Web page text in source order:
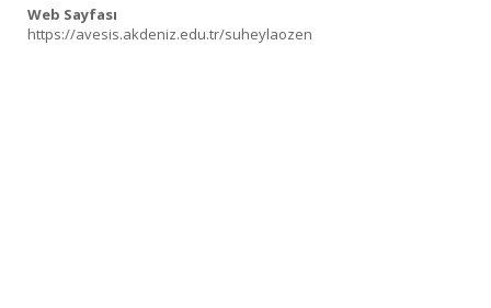
Web Sayfası
https://avesis.akdeniz.edu.tr/suheylaozen